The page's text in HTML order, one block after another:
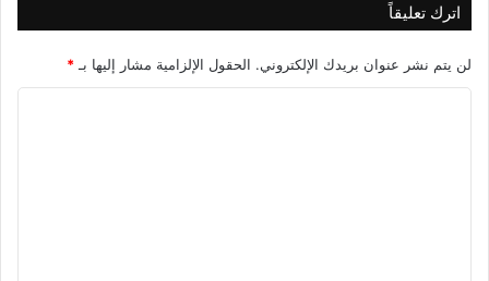
اترك تعليقاً
لن يتم نشر عنوان بريدك الإلكتروني. الحقول الإلزامية مشار إليها بـ *